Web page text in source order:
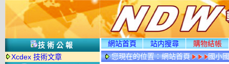
技術公報
Xcdex 技術文章
網站首頁 站内搜尋
購物結帳
您現在的位置：網站首頁 國小